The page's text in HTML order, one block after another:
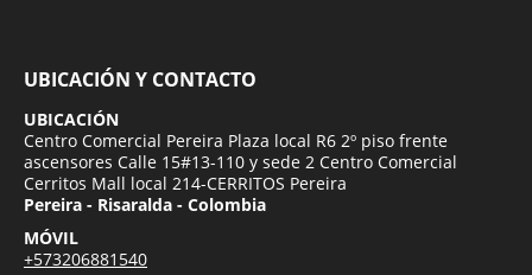
UBICACIÓN Y CONTACTO
UBICACIÓN
Centro Comercial Pereira Plaza local R6 2º piso frente
ascensores Calle 15#13-110 y sede 2 Centro Comercial
Cerritos Mall local 214-CERRITOS Pereira
Pereira - Risaralda - Colombia
MÓVIL
+573206881540